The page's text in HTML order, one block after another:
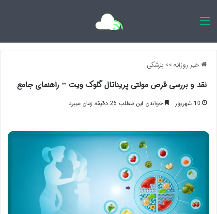
خبر روزانه>> پزشکی
نقد و بررسی قرص مولتی پریناتال گلوک ویت – راهنمای جامع
10 شهریور خواندن این مطلب 26 دقیقه زمان میبرد